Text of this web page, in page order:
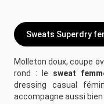
Sweats Superdry
Molleton doux, coupe
rond : le sweat
dressing casual
accompagne aussi